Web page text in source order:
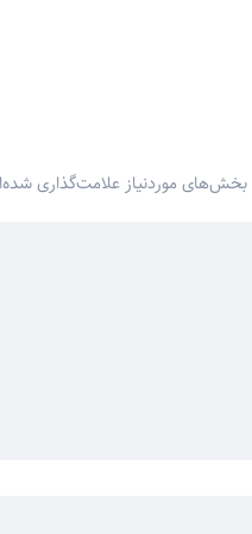
بخش‌های موردنیاز علامت‌گذاری